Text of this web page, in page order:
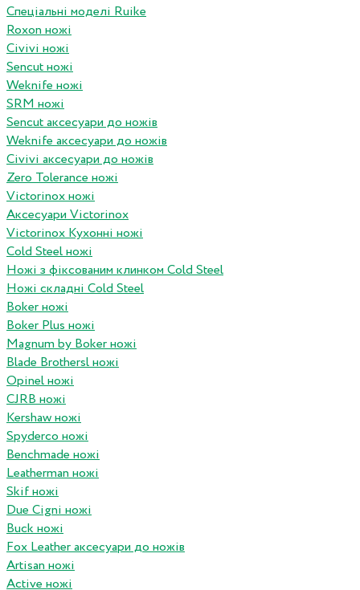
Спеціальні моделі Ruike
Roxon ножi
Civivi ножі
Sencut ножі
Weknife ножі
SRM ножі
Sencut аксесуари до ножів
Weknife аксесуари до ножів
Civivi аксесуари до ножів
Zero Tolerance ножі
Victorinox ножі
Аксесуари Victorinox
Victorinox Кухонні ножі
Cold Steel ножі
Ножі з фіксованим клинком Cold Steel
Ножі складні Cold Steel
Boker ножі
Boker Plus ножі
Magnum by Boker ножі
Blade Brothersl ножі
Opinel ножі
CJRB ножі
Kershaw ножі
Spyderco ножі
Benchmade ножі
Leatherman ножі
Skif ножі
Due Cigni ножі
Buck ножі
Fox Leather аксесуари до ножів
Artisan ножі
Active ножі